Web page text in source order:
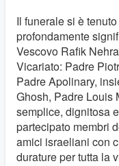
Il funerale si è
profondamente
Vescovo Rafik
Vicariato: Padre
Padre Apolinary,
Ghosh, Padre Louis
semplice, dignitosa
partecipato membri
amici israeliani con
durature per tutta la